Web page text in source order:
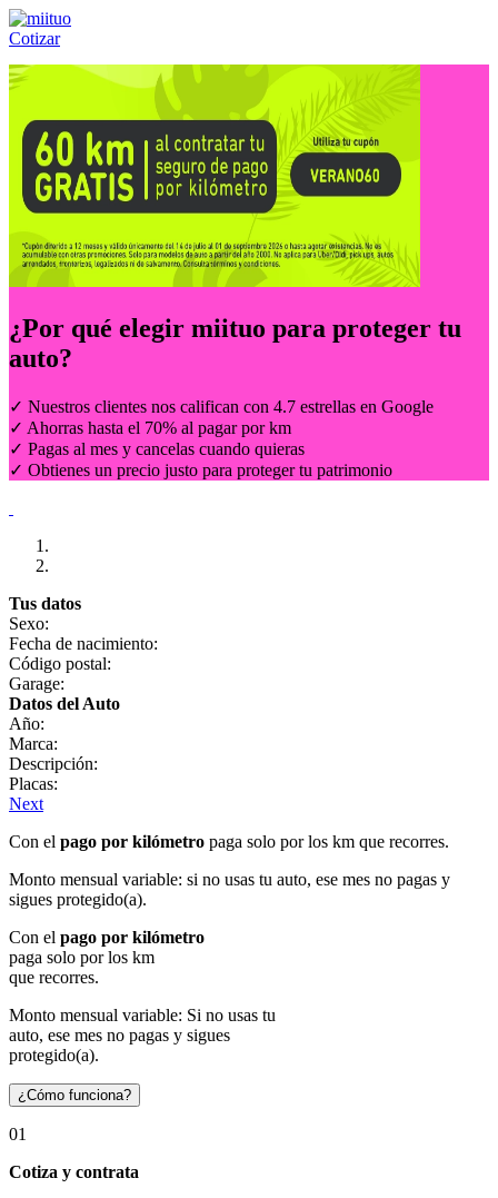
Cotizar
Llámanos al:(55) 84-21-05-00 ó
¿Por qué elegir miituo para proteger tu
auto?
✓ Nuestros clientes nos califican con 4.7 estrellas en Google
✓ Ahorras hasta el 70% al pagar por km
✓ Pagas al mes y cancelas cuando quieras
✓ Obtienes un precio justo para proteger tu patrimonio
Tus datos
Sexo:
Fecha de nacimiento:
Código postal:
Garage:
Datos del Auto
Año:
Marca:
Descripción:
Placas:
Next
Con el pago por kilómetro paga solo por los km que recorres.
Monto mensual variable: si no usas tu auto, ese mes no pagas y
sigues protegido(a).
Con el pago por kilómetro
paga solo por los km
que recorres.
Monto mensual variable: Si no usas tu
auto, ese mes no pagas y sigues
protegido(a).
¿Cómo funciona?
01
Cotiza y contrata